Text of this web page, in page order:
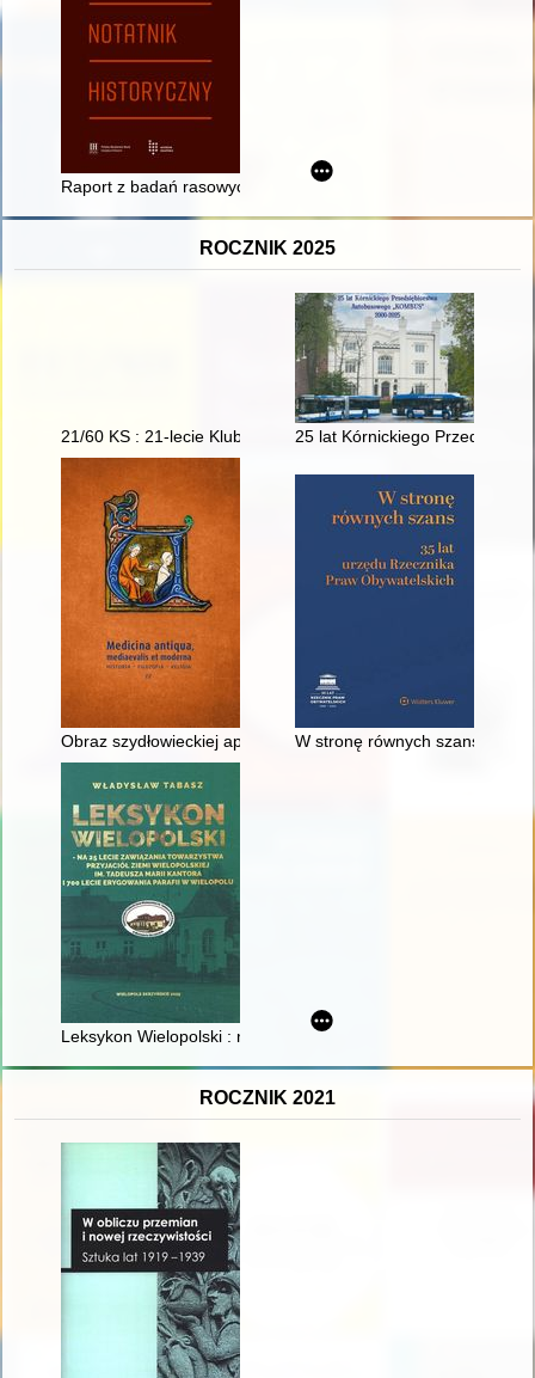
Raport z badań rasowych Kaszubów z 1940 r
ROCZNIK 2025
21/60 KS : 21-lecie Klubu Studio : 60-lecie Kultury Studenckiej
25 lat Kórnickiego
Obraz szydłowieckiej apteki w świetle dokumentów z pierwszej
W stronę równych szans : 35
Leksykon Wielopolski : na 25 lecie zawiązania Towarzystwa
ROCZNIK 2021